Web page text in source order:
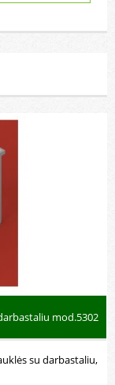
mod.5302
su darbastaliu,